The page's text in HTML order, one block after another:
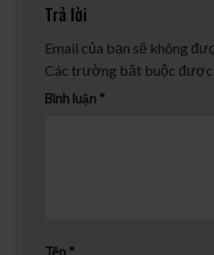
Trả lời
Email của bạn sẽ không
Các trường bắt buộc được
Bình luận *